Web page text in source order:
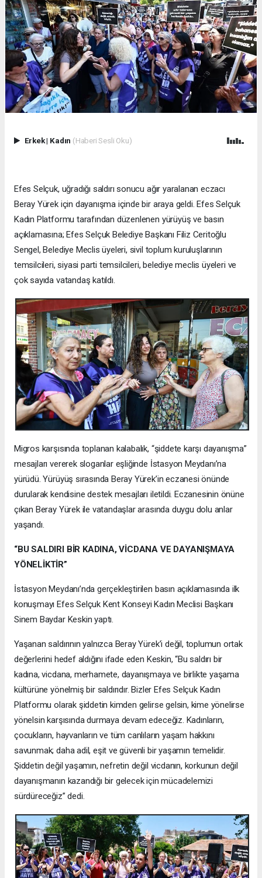
Erkek| Kadın (Haberi Sesli Oku)
Efes Selçuk, uğradığı saldırı sonucu ağır yaralanan eczacı
Beray Yürek için dayanışma içinde bir araya geldi. Efes Selçuk
Kadın Platformu tarafından düzenlenen yürüyüş ve basın
açıklamasına; Efes Selçuk Belediye Başkanı Filiz Ceritoğlu
Sengel, Belediye Meclis üyeleri, sivil toplum kuruluşlarının
temsilcileri, siyasi parti temsilcileri, belediye meclis üyeleri ve
çok sayıda vatandaş katıldı.
Migros karşısında toplanan kalabalık, “şiddete karşı dayanışma”
mesajları vererek sloganlar eşliğinde İstasyon Meydanı’na
yürüdü. Yürüyüş sırasında Beray Yürek’in eczanesi önünde
durularak kendisine destek mesajları iletildi. Eczanesinin önüne
çıkan Beray Yürek ile vatandaşlar arasında duygu dolu anlar
yaşandı.
“BU SALDIRI BİR KADINA, VİCDANA VE DAYANIŞMAYA
YÖNELİKTİR”
İstasyon Meydanı’nda gerçekleştirilen basın açıklamasında ilk
konuşmayı Efes Selçuk Kent Konseyi Kadın Meclisi Başkanı
Sinem Baydar Keskin yaptı.
Yaşanan saldırının yalnızca Beray Yürek’i değil, toplumun ortak
değerlerini hedef aldığını ifade eden Keskin, “Bu saldırı bir
kadına, vicdana, merhamete, dayanışmaya ve birlikte yaşama
kültürüne yönelmiş bir saldırıdır. Bizler Efes Selçuk Kadın
Platformu olarak şiddetin kimden gelirse gelsin, kime yönelirse
yönelsin karşısında durmaya devam edeceğiz. Kadınların,
çocukların, hayvanların ve tüm canlıların yaşam hakkını
savunmak; daha adil, eşit ve güvenli bir yaşamın temelidir.
Şiddetin değil yaşamın, nefretin değil vicdanın, korkunun değil
dayanışmanın kazandığı bir gelecek için mücadelemizi
sürdüreceğiz” dedi.